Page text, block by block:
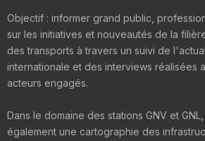
Objectif : informer grand public,
sur les initiatives et nouveautés de la
des transports à travers un suivi de
internationale et des interviews réalisées
acteurs engagés.
Dans le domaine des stations GNV et
également une cartographie des